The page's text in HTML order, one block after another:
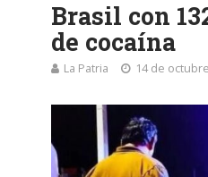
Brasil con
de cocaína
La Patria 14 de